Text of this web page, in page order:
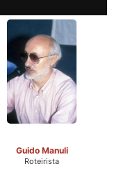
Guido Manuli
Roteirista